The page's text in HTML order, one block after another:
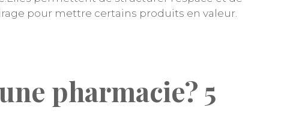
pour mettre certains produits en valeur.
pharmacie? 5